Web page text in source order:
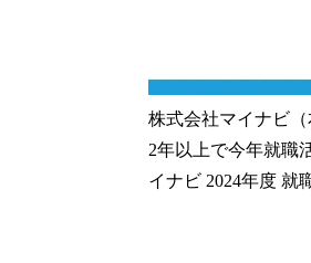
株式会社マイナビ
2年以上で今年就職
イナビ 2024年度 就